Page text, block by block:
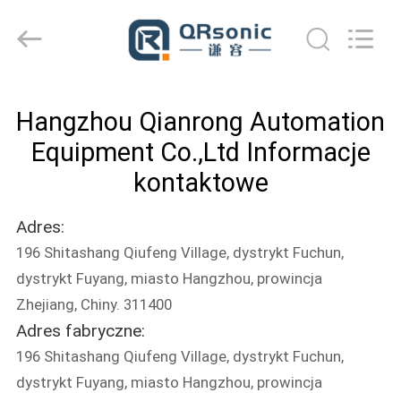
PRODUKTY
NAS
WYCIECZKA
PO
FABRYCE
Equipment
Co.,Ltd.
Hangzhou Qianrong Automation
Equipment Co.,Ltd Informacje
kontaktowe
Adres:
196 Shitashang Qiufeng Village, dystrykt Fuchun,
dystrykt Fuyang, miasto Hangzhou, prowincja
Zhejiang, Chiny. 311400
Adres fabryczne:
196 Shitashang Qiufeng Village, dystrykt Fuchun,
dystrykt Fuyang, miasto Hangzhou, prowincja